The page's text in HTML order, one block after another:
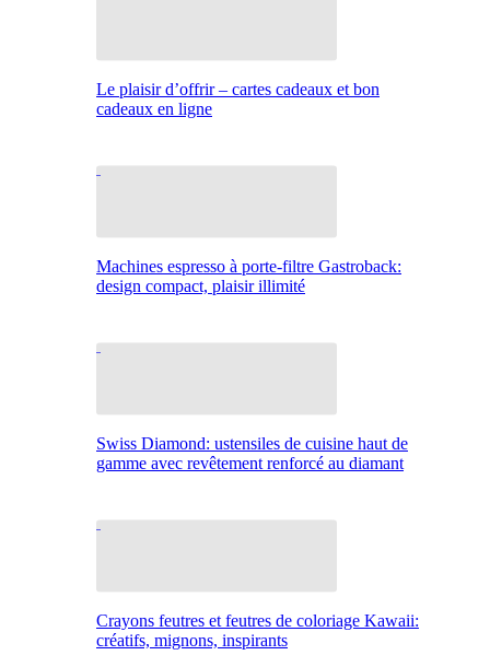
Le plaisir d’offrir – cartes cadeaux et bon
cadeaux en ligne
Machines espresso à porte-filtre Gastroback:
design compact, plaisir illimité
Swiss Diamond: ustensiles de cuisine haut de
gamme avec revêtement renforcé au diamant
Crayons feutres et feutres de coloriage Kawaii:
créatifs, mignons, inspirants